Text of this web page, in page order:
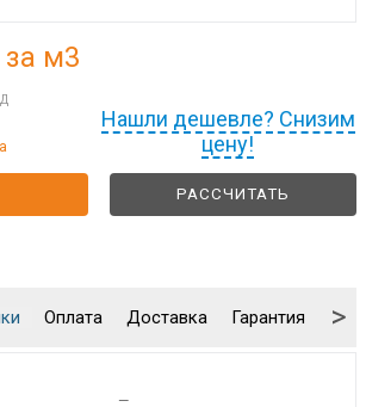
Нашли дешевле? Снизим
цену!
за м3
РАССЧИТАТЬ
Оплата Доставка Гарантия >
—